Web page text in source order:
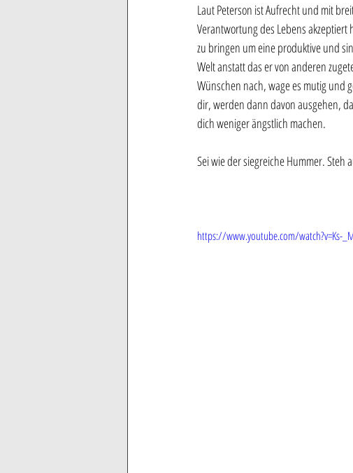
Laut Peterson ist Aufrecht und mit
Verantwortung des Lebens
zu bringen um eine produktive und
Welt anstatt das er von anderen
Wünschen nach, wage es mutig und
dir, werden dann davon ausgehen,
dich weniger ängstlich machen.
Sei wie der siegreiche Hummer.
https://www.youtube.com/watch?v=Ks-